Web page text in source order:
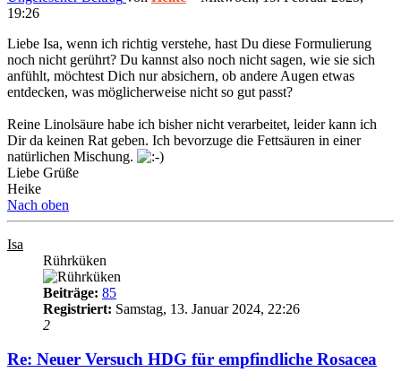
19:26
Liebe Isa, wenn ich richtig verstehe, hast Du diese Formulierung
noch nicht gerührt? Du kannst also noch nicht sagen, wie sie sich
anfühlt, möchtest Dich nur absichern, ob andere Augen etwas
entdecken, was möglicherweise nicht so gut passt?
Reine Linolsäure habe ich bisher nicht verarbeitet, leider kann ich
Dir da keinen Rat geben. Ich bevorzuge die Fettsäuren in einer
natürlichen Mischung.
Liebe Grüße
Heike
Nach oben
Isa
Rührküken
Beiträge: 85
Registriert: Samstag, 13. Januar 2024, 22:26
2
Re: Neuer Versuch HDG für empfindliche Rosacea